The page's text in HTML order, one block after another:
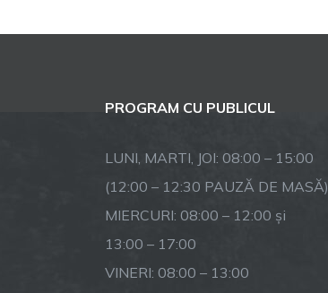
seniorii
vor
“Dana”
la
biserică.
PROGRAM CU PUBLICUL
LUNI, MARTI, JOI: 08:00 – 15:00
(12:00 – 12:30 PAUZĂ DE MASĂ)
MIERCURI: 08:00 – 12:00 și
13:00 – 17:00
VINERI: 08:00 – 13:00